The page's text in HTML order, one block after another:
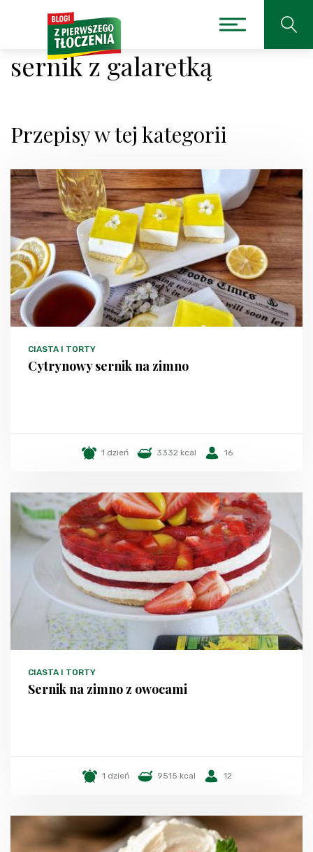
sernik z galaretką
Przepisy w tej kategorii
CIASTA I TORTY
Cytrynowy sernik na zimno
1 dzień 3332 kcal 16
CIASTA I TORTY
Sernik na zimno z owocami
1 dzień 9515 kcal 12